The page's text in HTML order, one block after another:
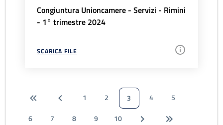
Congiuntura Unioncamere - Servizi - Rimini
- 1° trimestre 2024
SCARICA FILE
1 2 3 4
5
6
7 8 9 10